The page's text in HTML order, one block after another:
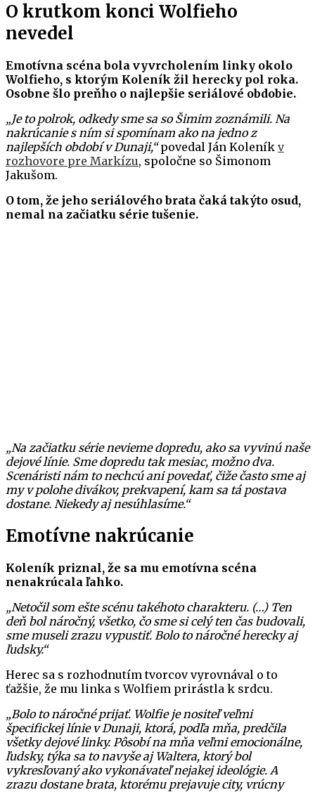
O krutkom konci Wolfieho
nevedel
Emotívna scéna bola vyvrcholením linky okolo
Wolfieho, s ktorým Koleník žil herecky pol roka.
Osobne šlo preňho o najlepšie seriálové obdobie.
„Je to polrok, odkedy sme sa so Šimim zoznámili. Na
nakrúcanie s ním si spomínam ako na jedno z
najlepších období v Dunaji,“povedal Ján Koleník v
rozhovore pre Markízu, spoločne so Šimonom
Jakušom.
O tom, že jeho seriálového brata čaká takýto osud,
nemal na začiatku série tušenie.
„Na začiatku série nevieme dopredu, ako sa vyvinú naše
dejové línie. Sme dopredu tak mesiac, možno dva.
Scenáristi nám to nechcú ani povedať, čiže často sme aj
my v polohe divákov, prekvapení, kam sa tá postava
dostane. Niekedy aj nesúhlasíme.“
Emotívne nakrúcanie
Koleník priznal, že sa mu emotívna scéna
nenakrúcala ľahko.
„Netočil som ešte scénu takéhoto charakteru. (…) Ten
deň bol náročný, všetko, čo sme si celý ten čas budovali,
sme museli zrazu vypustiť. Bolo to náročné herecky aj
ľudsky.“
Herec sa s rozhodnutím tvorcov vyrovnával o to
ťažšie, že mu linka s Wolfiem prirástla k srdcu.
„Bolo to náročné prijať. Wolfie je nositeľ veľmi
špecifickej línie v Dunaji, ktorá, podľa mňa, predčila
všetky dejové linky. Pôsobí na mňa veľmi emocionálne,
ľudsky, týka sa to navyše aj Waltera, ktorý bol
vykresľovaný ako vykonávateľ nejakej ideológie. A
zrazu dostane brata, ktorému prejavuje city, vrúcny